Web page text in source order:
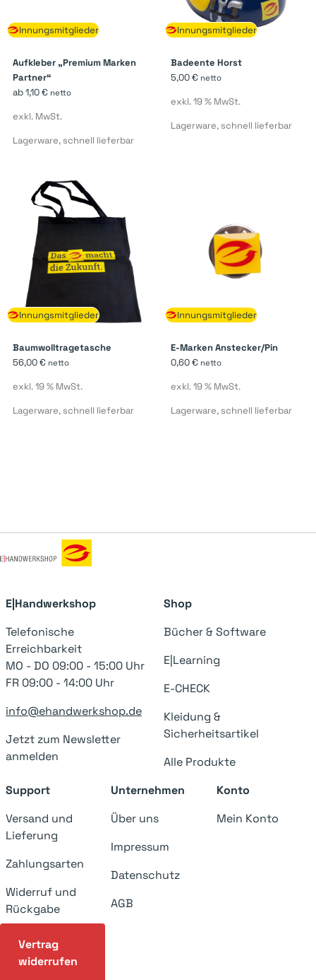
Innungsmitglieder
Aufkleber „Premium Marken
Partner“
ab1,10€ netto
exkl. MwSt.
Lagerware, schnell lieferbar
Innungsmitglieder
Badeente Horst
5,00€ netto
exkl. 19 % MwSt.
Lagerware, schnell lieferbar
Innungsmitglieder
Baumwolltragetasche
56,00€ netto
exkl. 19 % MwSt.
Lagerware, schnell lieferbar
Innungsmitglieder
E-Marken Anstecker/Pin
0,60€ netto
exkl. 19 % MwSt.
Lagerware, schnell lieferbar
E|Handwerkshop
Telefonische
Erreichbarkeit
MO - DO 09:00 - 15:00 Uhr
FR 09:00 - 14:00 Uhr
info@ehandwerkshop.de
Jetzt zum Newsletter
anmelden
Shop
Bücher & Software
E|Learning
E-CHECK
Kleidung &
Sicherheitsartikel
Alle Produkte
Support
Versand und
Lieferung
Zahlungsarten
Widerruf und
Rückgabe
Vertrag
widerrufen
Unternehmen
Über uns
Impressum
Datenschutz
AGB
Konto
Mein Konto